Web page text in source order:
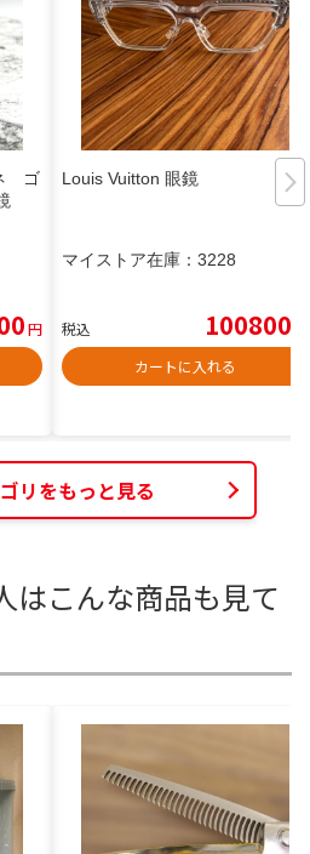
ゴ
円
Louis Vuitton 眼鏡
マイストア在庫： 3228
税込 100800
カートに入れる
リをもっと見る
はこんな商品も見て